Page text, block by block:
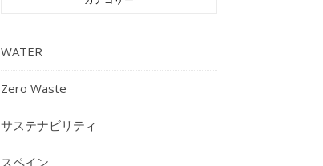
WATER
Zero Waste
サステナビリティ
スペイン